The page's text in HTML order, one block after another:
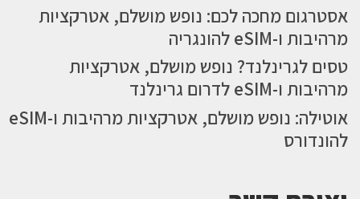
אסטרגום מחכה לכם: נופש מושלם, אטרקציות
מרהיבות ו-eSIM להונגריה
טסים לגרינלנד? נופש מושלם, אטרקציות
מרהיבות ו-eSIM לדרום גרינלנד
אוטילה: נופש מושלם, אטרקציות מרהיבות ו-eSIM
להונדורס